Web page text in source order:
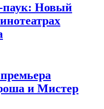
паук: Новый
и Мистер